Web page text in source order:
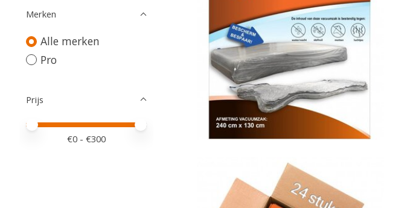
Merken
Alle merken
Pro
Prijs
Minimale prijswaarde
Price maximum value
€0 - €300